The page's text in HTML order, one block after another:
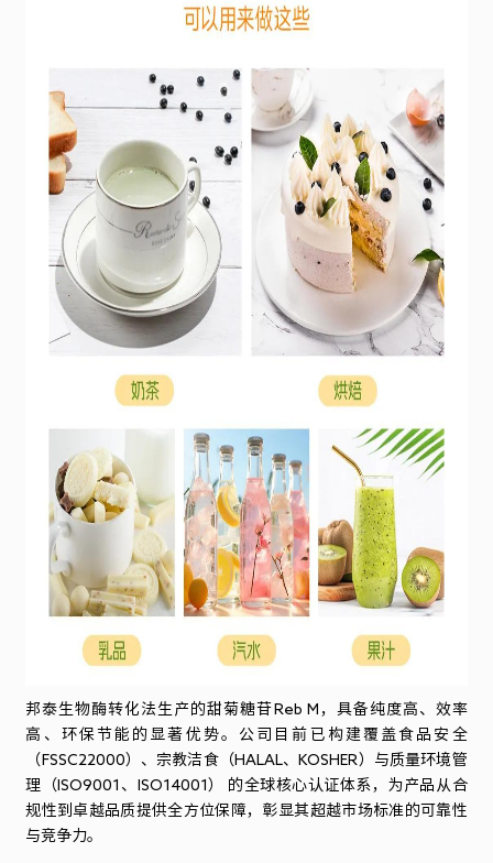
邦泰生物酶转化法生产的甜菊糖苷Reb M，具备纯度高、效率
高、环保节能的显著优势。公司目前已构建覆盖食品安全
（FSSC22000）、宗教洁食（HALAL、KOSHER）与质量环境管
理（ISO9001、ISO14001） 的全球核心认证体系，为产品从合
规性到卓越品质提供全方位保障，彰显其超越市场标准的可靠性
与竞争力。